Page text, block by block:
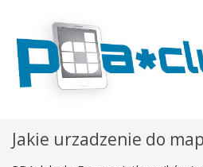
Jakie urzadzenie do map